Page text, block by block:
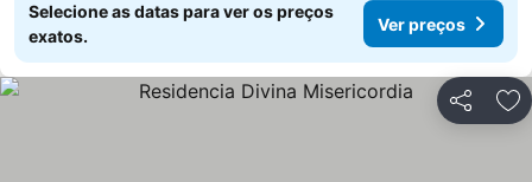
Selecione as datas para ver os preços
exatos.
Ver preços
Partilhar